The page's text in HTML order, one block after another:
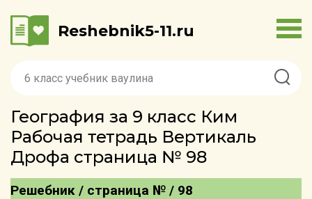
Reshebnik5-11.ru
География за 9 класс Ким
Рабочая тетрадь Вертикаль
Дрофа страница № 98
Решебник / страница № / 98